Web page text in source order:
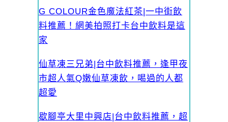
G COLOUR金色魔法紅茶|一中街飲
料推薦！網美拍照打卡台中飲料是這
家
仙草凍三兄弟|台中飲料推薦，逢甲夜
市超人氣Q嫩仙草凍飲，喝過的人都
超愛
歇腳亭大里中興店|台中飲料推薦，超